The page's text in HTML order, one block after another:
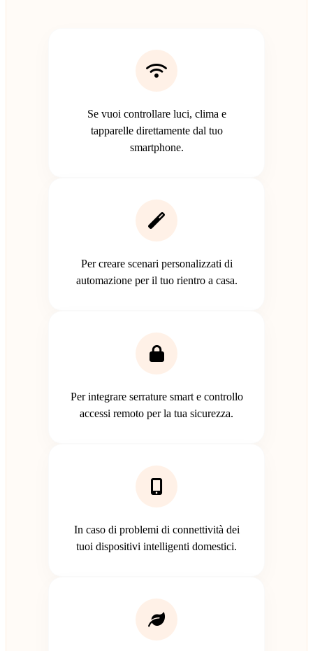
Se vuoi controllare luci, clima e
tapparelle direttamente dal tuo
smartphone.
Per creare scenari personalizzati di
automazione per il tuo rientro a casa.
Per integrare serrature smart e controllo
accessi remoto per la tua sicurezza.
In caso di problemi di connettività dei
tuoi dispositivi intelligenti domestici.